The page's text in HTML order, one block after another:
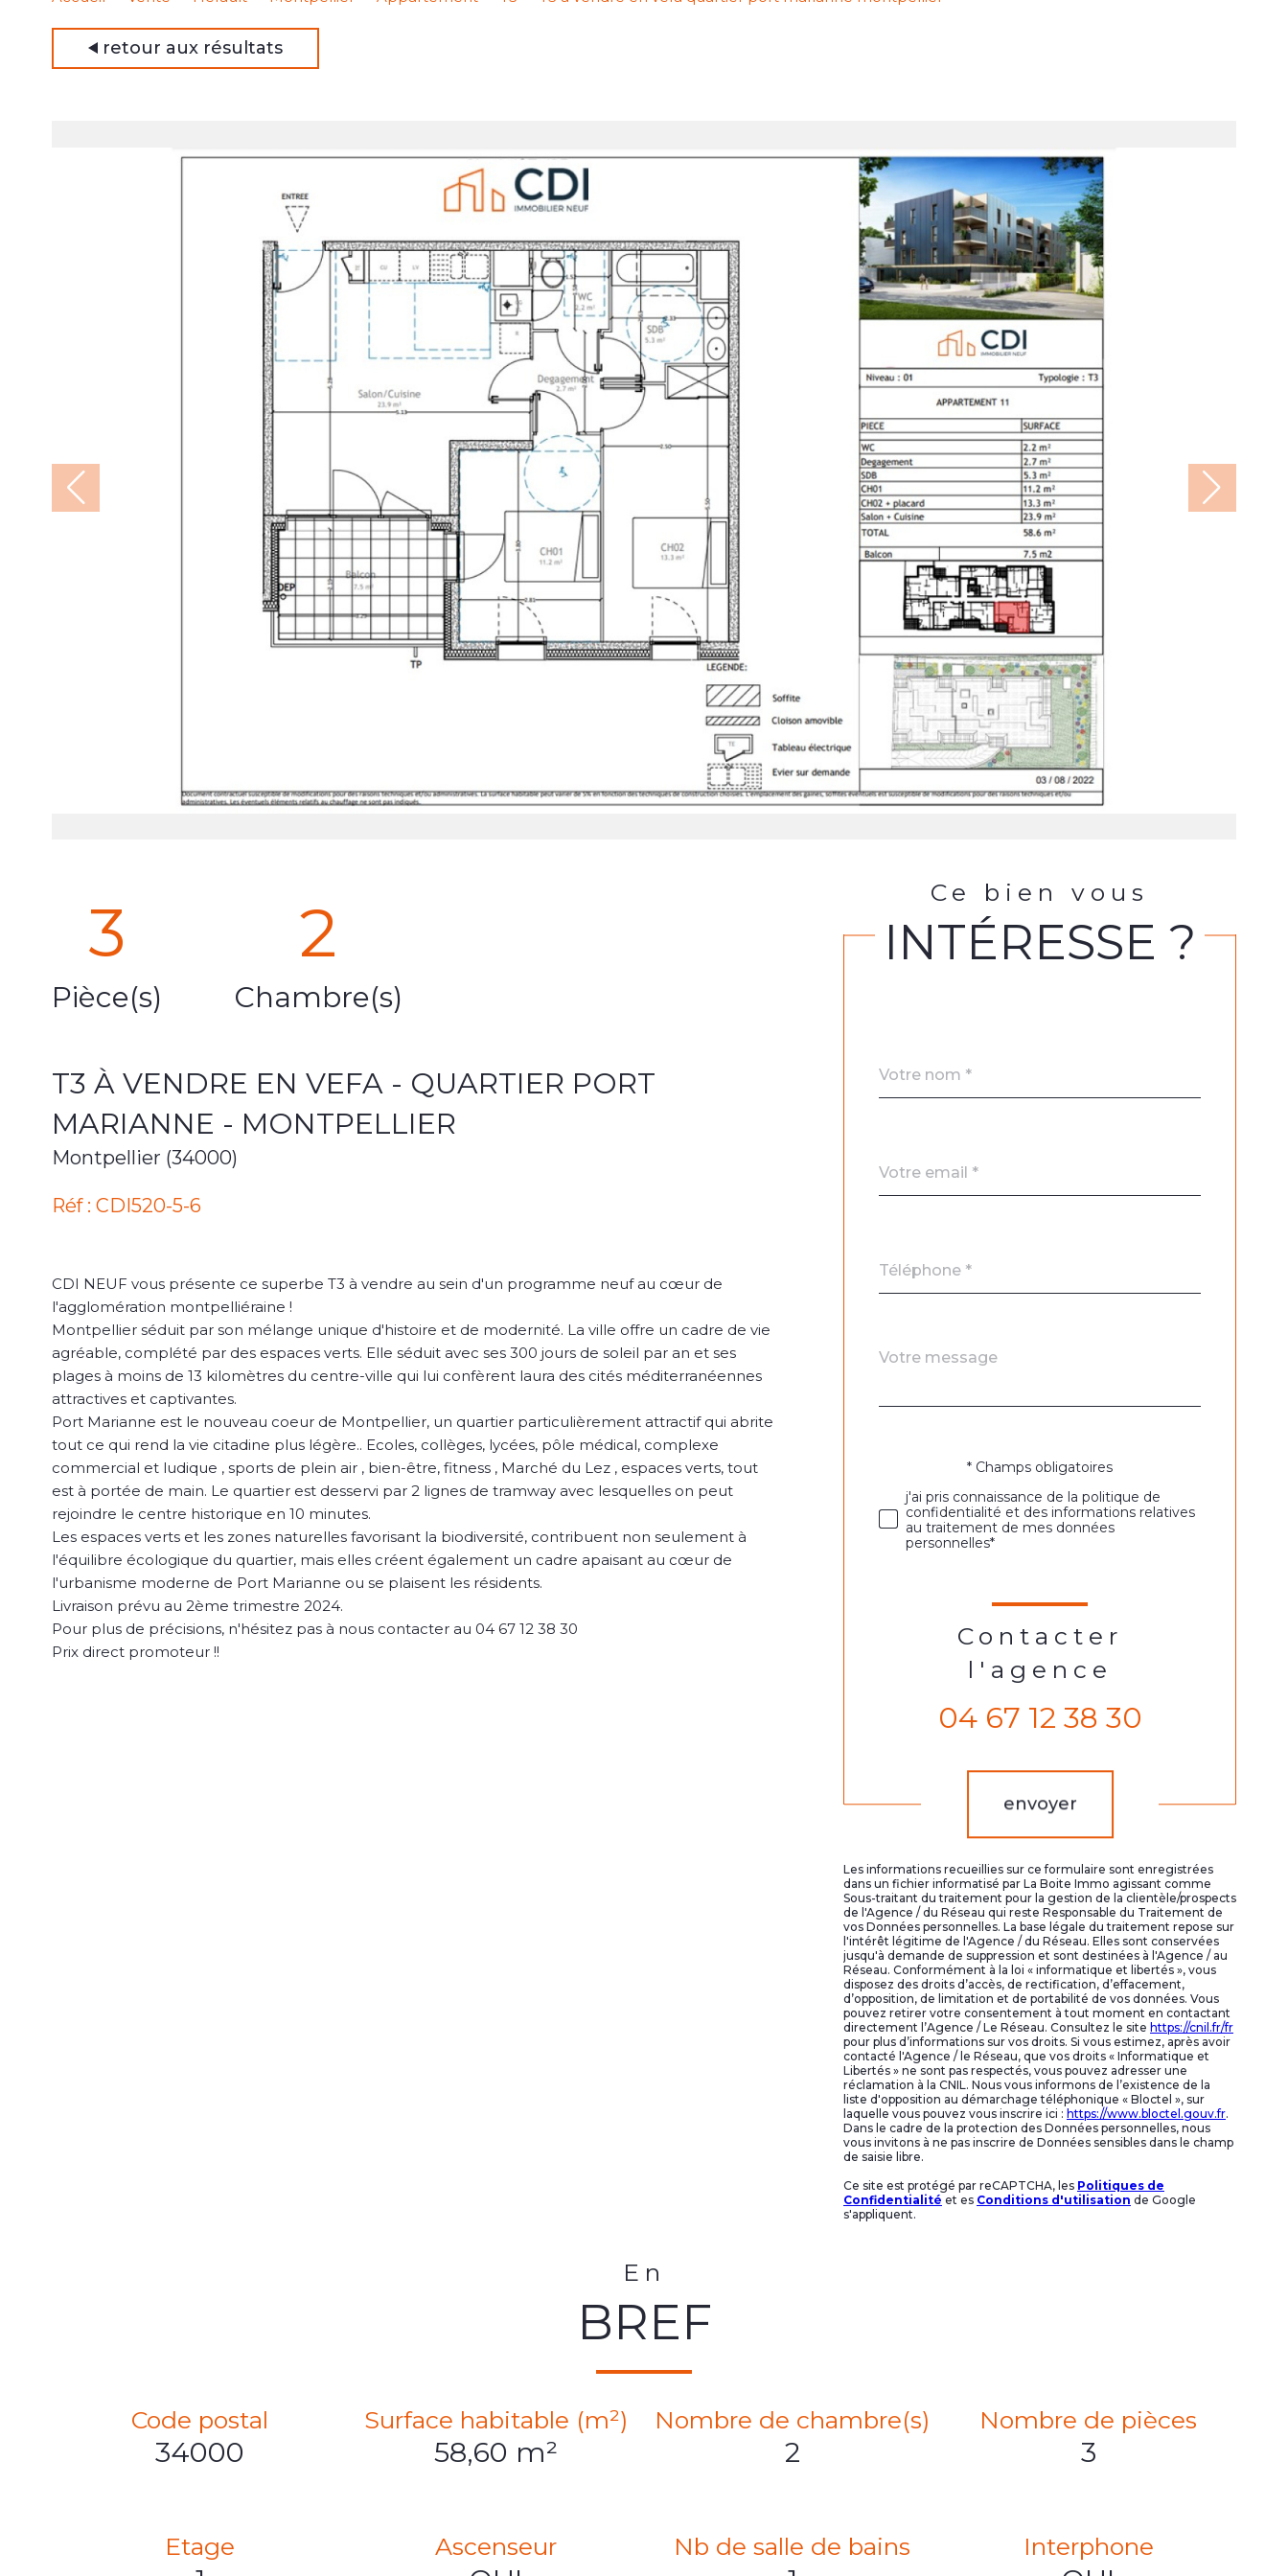
retour aux résultats
3
Pièce(s)
2
Chambre(s)
T3 À VENDRE EN VEFA - QUARTIER PORT
MARIANNE - MONTPELLIER
Montpellier (34000)
Réf : CDI520-5-6
CDI NEUF vous présente ce superbe T3 à vendre au sein d'un programme neuf au cœur de
l'agglomération montpelliéraine !
Montpellier séduit par son mélange unique d'histoire et de modernité. La ville offre un cadre de vie
agréable, complété par des espaces verts. Elle séduit avec ses 300 jours de soleil par an et ses
plages à moins de 13 kilomètres du centre-ville qui lui confèrent laura des cités méditerranéennes
attractives et captivantes.
Port Marianne est le nouveau coeur de Montpellier, un quartier particulièrement attractif qui abrite
tout ce qui rend la vie citadine plus légère.. Ecoles, collèges, lycées, pôle médical, complexe
commercial et ludique , sports de plein air , bien-être, fitness , Marché du Lez , espaces verts, tout
est à portée de main. Le quartier est desservi par 2 lignes de tramway avec lesquelles on peut
rejoindre le centre historique en 10 minutes.
Les espaces verts et les zones naturelles favorisant la biodiversité, contribuent non seulement à
l'équilibre écologique du quartier, mais elles créent également un cadre apaisant au cœur de
l'urbanisme moderne de Port Marianne ou se plaisent les résidents.
Livraison prévu au 2ème trimestre 2024.
Pour plus de précisions, n'hésitez pas à nous contacter au 04 67 12 38 30
Prix direct promoteur !!
Ce bien vous
INTÉRESSE ?
Fieldset
*
*
*
Fieldset
défaut
Message
Validation* Champs obligatoires
j'ai pris connaissance de la politique de
confidentialité et des informations relatives
au traitement de mes données
personnelles*
Contacter
l'agence
04 67 12 38 30
envoyer
Les informations recueillies sur ce formulaire sont enregistrées
dans un fichier informatisé par La Boite Immo agissant comme
Sous-traitant du traitement pour la gestion de la clientèle/prospects
de l'Agence / du Réseau qui reste Responsable du Traitement de
vos Données personnelles. La base légale du traitement repose sur
l'intérêt légitime de l'Agence / du Réseau. Elles sont conservées
jusqu'à demande de suppression et sont destinées à l'Agence / au
Réseau. Conformément à la loi « informatique et libertés », vous
disposez des droits d’accès, de rectification, d’effacement,
d’opposition, de limitation et de portabilité de vos données. Vous
pouvez retirer votre consentement à tout moment en contactant
directement l’Agence / Le Réseau. Consultez le site https://cnil.fr/fr
pour plus d’informations sur vos droits. Si vous estimez, après avoir
contacté l'Agence / le Réseau, que vos droits « Informatique et
Libertés » ne sont pas respectés, vous pouvez adresser une
réclamation à la CNIL. Nous vous informons de l’existence de la
liste d'opposition au démarchage téléphonique « Bloctel », sur
laquelle vous pouvez vous inscrire ici : https://www.bloctel.gouv.fr.
Dans le cadre de la protection des Données personnelles, nous
vous invitons à ne pas inscrire de Données sensibles dans le champ
de saisie libre.
Ce site est protégé par reCAPTCHA, les Politiques de
Confidentialité et es Conditions d'utilisation de Google
s'appliquent.
En
BREF
Code postal
34000
Surface habitable (m²)
58,60 m²
Nombre de chambre(s)
2
Nombre de pièces
3
Etage Ascenseur Nb de salle de bains Interphone